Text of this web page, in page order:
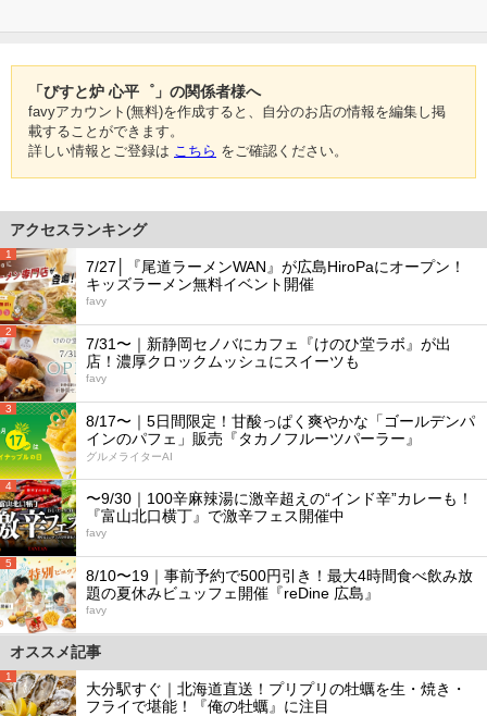
「びすと炉 心平゜」の関係者様へ
favyアカウント(無料)を作成すると、自分のお店の情報を編集し掲
載することができます。
詳しい情報とご登録は こちら をご確認ください。
アクセスランキング
1
7/27│『尾道ラーメンWAN』が広島HiroPaにオープン！
キッズラーメン無料イベント開催
favy
2
7/31〜｜新静岡セノバにカフェ『けのひ堂ラボ』が出
店！濃厚クロックムッシュにスイーツも
favy
3
8/17〜｜5日間限定！甘酸っぱく爽やかな「ゴールデンパ
インのパフェ」販売『タカノフルーツパーラー』
グルメライターAI
4
〜9/30｜100辛麻辣湯に激辛超えの“インド辛”カレーも！
『富山北口横丁』で激辛フェス開催中
favy
5
8/10〜19｜事前予約で500円引き！最大4時間食べ飲み放
題の夏休みビュッフェ開催『reDine 広島』
favy
オススメ記事
1
大分駅すぐ｜北海道直送！プリプリの牡蠣を生・焼き・
フライで堪能！『俺の牡蠣』に注目